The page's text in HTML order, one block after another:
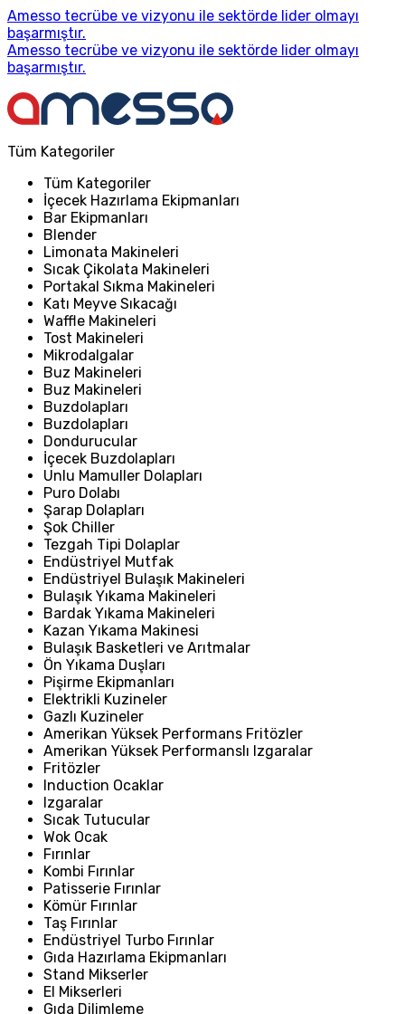
Amesso tecrübe ve vizyonu ile sektörde lider olmayı
başarmıştır.
Amesso tecrübe ve vizyonu ile sektörde lider olmayı
başarmıştır.
Tüm Kategoriler
Tüm Kategoriler
İçecek Hazırlama Ekipmanları
Bar Ekipmanları
Blender
Limonata Makineleri
Sıcak Çikolata Makineleri
Portakal Sıkma Makineleri
Katı Meyve Sıkacağı
Waffle Makineleri
Tost Makineleri
Mikrodalgalar
Buz Makineleri
Buz Makineleri
Buzdolapları
Buzdolapları
Dondurucular
İçecek Buzdolapları
Unlu Mamuller Dolapları
Puro Dolabı
Şarap Dolapları
Şok Chiller
Tezgah Tipi Dolaplar
Endüstriyel Mutfak
Endüstriyel Bulaşık Makineleri
Bulaşık Yıkama Makineleri
Bardak Yıkama Makineleri
Kazan Yıkama Makinesi
Bulaşık Basketleri ve Arıtmalar
Ön Yıkama Duşları
Pişirme Ekipmanları
Elektrikli Kuzineler
Gazlı Kuzineler
Amerikan Yüksek Performans Fritözler
Amerikan Yüksek Performanslı Izgaralar
Fritözler
Induction Ocaklar
Izgaralar
Sıcak Tutucular
Wok Ocak
Fırınlar
Kombi Fırınlar
Patisserie Fırınlar
Kömür Fırınlar
Taş Fırınlar
Endüstriyel Turbo Fırınlar
Gıda Hazırlama Ekipmanları
Stand Mikserler
El Mikserleri
Gıda Dilimleme